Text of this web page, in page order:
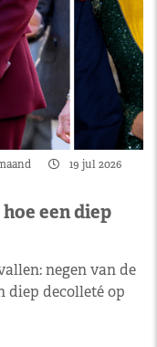
19 jul 2026
een diep
negen van de
diep decolleté op